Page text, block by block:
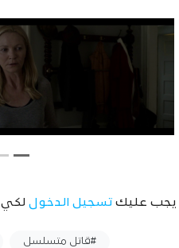
يجب عليك تسجيل الدخول لكي
#قاتل متسلسل